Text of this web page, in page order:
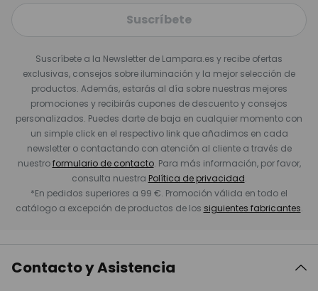
Suscríbete
Suscríbete a la Newsletter de Lampara.es y recibe ofertas
exclusivas, consejos sobre iluminación y la mejor selección de
productos. Además, estarás al día sobre nuestras mejores
promociones y recibirás cupones de descuento y consejos
personalizados. Puedes darte de baja en cualquier momento con
un simple click en el respectivo link que añadimos en cada
newsletter o contactando con atención al cliente a través de
nuestroformulario de contacto. Para más información, por favor,
consulta nuestra Política de privacidad.
*En pedidos superiores a 99 €. Promoción válida en todo el
catálogo a excepción de productos de los siguientes fabricantes.
Contacto y Asistencia